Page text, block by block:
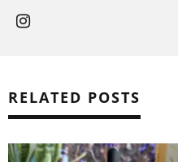
RELATED POSTS